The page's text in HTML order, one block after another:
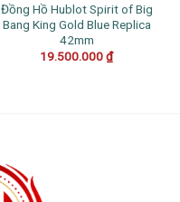
Đồng Hồ Hublot Spirit of Big
Bang King Gold Blue Replica
42mm
19.500.000₫